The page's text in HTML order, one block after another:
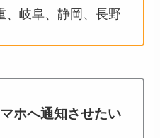
、岐阜、静岡、長野
ホへ通知させたい